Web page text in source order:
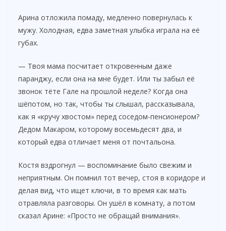
Арина отложила помаду, медленно повернулась к
мужу. Холодная, едва заметная улыбка играла на её
губах.
— Твоя мама посчитает откровенным даже
паранджу, если она на мне будет. Или ты забыл её
звонок тёте Гале на прошлой неделе? Когда она
шёпотом, но так, чтобы ты слышал, рассказывала,
как я «кручу хвостом» перед соседом-пенсионером?
Дедом Макаром, которому восемьдесят два, и
который едва отличает меня от почтальона.
Костя вздрогнул — воспоминание было свежим и
неприятным. Он помнил тот вечер, стоя в коридоре и
делая вид, что ищет ключи, в то время как мать
отравляла разговоры. Он ушёл в комнату, а потом
сказал Арине: «Просто не обращай внимания».